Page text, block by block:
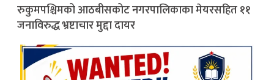
रुकुमपश्चिमको आठबीसकोट नगरपालिकाका मेयरसहित ११
जनाविरुद्ध भ्रष्टाचार मुद्दा दायर